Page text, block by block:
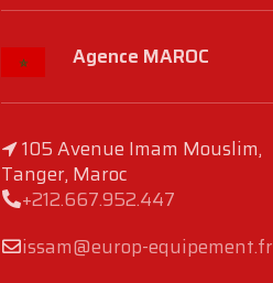
Agence MAROC
105 Avenue Imam Mouslim,
Tanger, Maroc
+212.667.952.447
issam@europ-equipement.fr